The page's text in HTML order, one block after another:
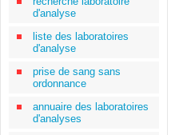
d'analyse
liste des laboratoires
d'analyse
prise de sang sans
ordonnance
annuaire des laboratoires
d'analyses